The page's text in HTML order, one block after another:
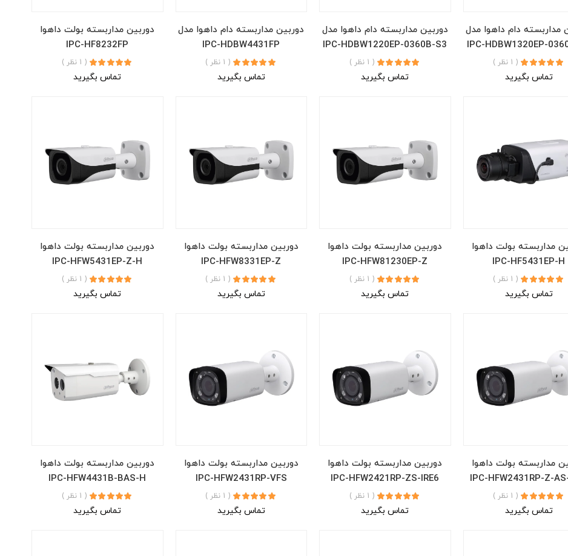
مداربسته دام داهوا مدل
IPC-HDBW1320EP-
( 1 نظر )
تماس بگیرید
دوربین مداربسته دام داهوا مدل
IPC-HDBW1220EP-0360B-S3
( 1 نظر )
تماس بگیرید
دوربین مداربسته دام داهوا مدل
IPC-HDBW4431FP
( 1 نظر )
تماس بگیرید
دوربین مداربسته بولت داهوا
IPC-HF8232FP
( 1 نظر )
تماس بگیرید
مداربسته بولت داهوا
IPC-HF5431EP-H
( 1 نظر )
تماس بگیرید
دوربین مداربسته بولت داهوا
IPC-HFW81230EP-Z
( 1 نظر )
تماس بگیرید
دوربین مداربسته بولت داهوا
IPC-HFW8331EP-Z
( 1 نظر )
تماس بگیرید
دوربین مداربسته بولت داهوا
IPC-HFW5431EP-Z-H
( 1 نظر )
تماس بگیرید
مداربسته بولت داهوا
IPC-HFW2431RP-Z-
( 1 نظر )
تماس بگیرید
دوربین مداربسته بولت داهوا
IPC-HFW2421RP-ZS-IRE6
( 1 نظر )
تماس بگیرید
دوربین مداربسته بولت داهوا
IPC-HFW2431RP-VFS
( 1 نظر )
تماس بگیرید
دوربین مداربسته بولت داهوا
IPC-HFW4431B-BAS-H
( 1 نظر )
تماس بگیرید